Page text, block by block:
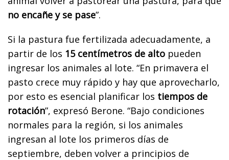
no encañe y se pase”.
Si la pastura fue fertilizada adecuadamente, a
partir de los 15 centímetros de alto pueden
ingresar los animales al lote. “En primavera el
pasto crece muy rápido y hay que aprovecharlo,
por esto es esencial planificar los tiempos de
rotación”, expresó Berone. “Bajo condiciones
normales para la región, si los animales
ingresan al lote los primeros días de
septiembre, deben volver a principios de